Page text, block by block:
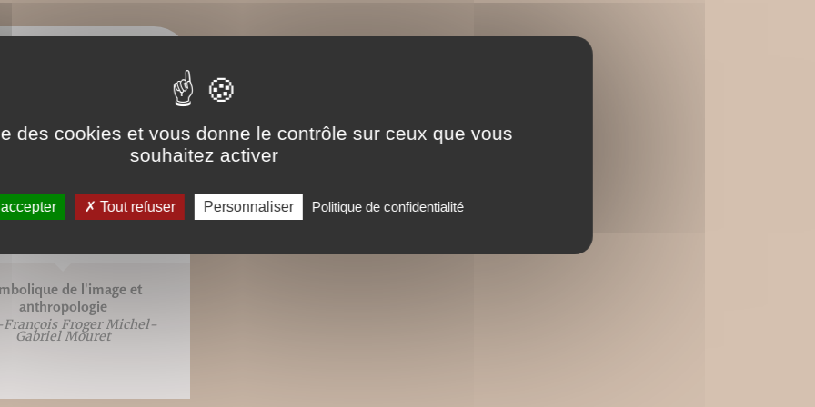
de l'image et
anthropologie
François Froger Michel-
Gabriel Mouret
des cookies et vous donne le contrôle sur ceux que vous
souhaitez activer
Tout refuser Personnaliser Politique de confidentialité